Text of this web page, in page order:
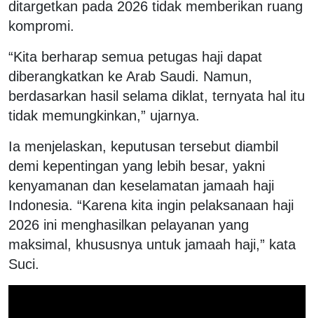
ditargetkan pada 2026 tidak memberikan ruang
kompromi.
“Kita berharap semua petugas haji dapat
diberangkatkan ke Arab Saudi. Namun,
berdasarkan hasil selama diklat, ternyata hal itu
tidak memungkinkan,” ujarnya.
Ia menjelaskan, keputusan tersebut diambil
demi kepentingan yang lebih besar, yakni
kenyamanan dan keselamatan jamaah haji
Indonesia. “Karena kita ingin pelaksanaan haji
2026 ini menghasilkan pelayanan yang
maksimal, khususnya untuk jamaah haji,” kata
Suci.